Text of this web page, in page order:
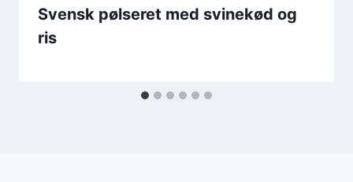
Svensk pølseret med svinekød og
ris